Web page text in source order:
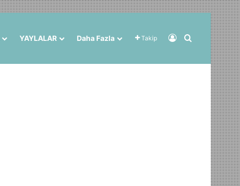
YAYLALAR Daha Fazla Takip Kayıt OlArama yap